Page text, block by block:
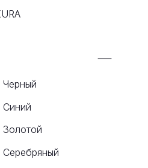
Черный
Синий
Золотой
Серебряный